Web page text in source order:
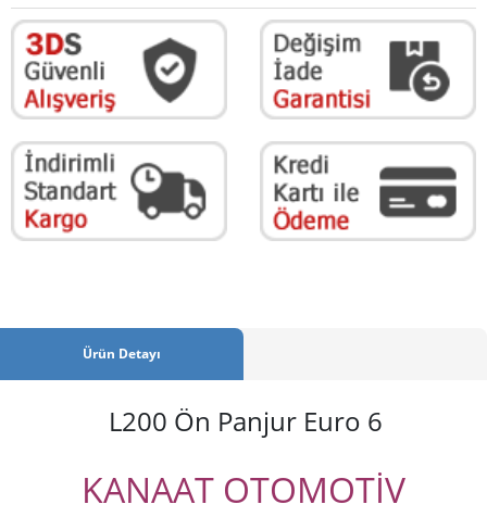
Ürün Detayı
L200 Ön Panjur Euro 6
KANAAT OTOMOTİV